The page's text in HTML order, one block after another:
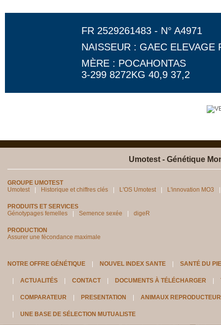
FR 2529261483 - N° A4971
NAISSEUR : GAEC ELEVAGE
MÈRE : POCAHONTAS
3-299 8272KG 40,9 37,2
Umotest - Génétique
GROUPE UMOTEST
Umotest
Historique et chiffres clés L'OS Umotest L'innovation MO3
PRODUITS ET SERVICES
Génotypages femelles
Semence sexée digeR
PRODUCTION
Assurer une fécondance maximale
NOTRE OFFRE GÉNÉTIQUE NOUVEL INDEX SANTE SANTÉ DU
ACTUALITÉS CONTACT DOCUMENTS À TÉLÉCHARGER
COMPARATEUR PRESENTATION ANIMAUX
UNE BASE DE SÉLECTION MUTUALISTE